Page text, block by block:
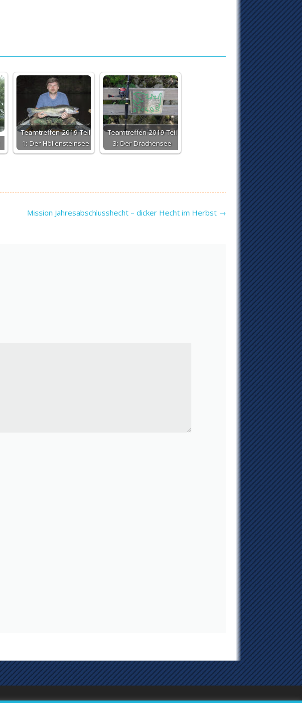
Teamtreffen 2019 Teil
1: Der Höllensteinsee
Teamtreffen 2019 Teil
3: Der Drachensee
Mission Jahresabschlusshecht – dicker Hecht im Herbst →